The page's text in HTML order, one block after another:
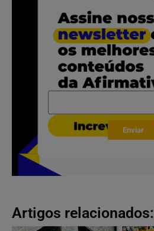
Enviar
Artigos relacionados: